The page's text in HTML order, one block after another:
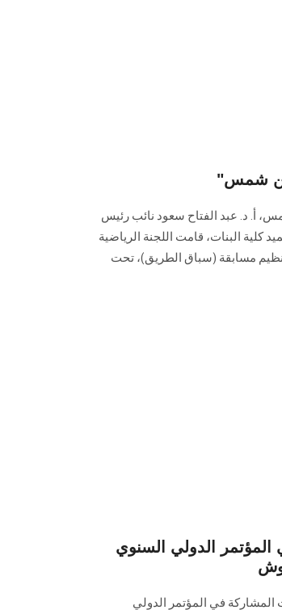
شمس
أ. د. عبد الفتاح سعود نائب رئيس
كلية البنات، قامت اللجنة الرياضية
رعاية الشباب بكلية البنات يوم الأربعاء 2-11 بتنظيم مسابقة (سباق الطريق)، تحت
الدولي السنوي
المشاركة في المؤتمر الدولي